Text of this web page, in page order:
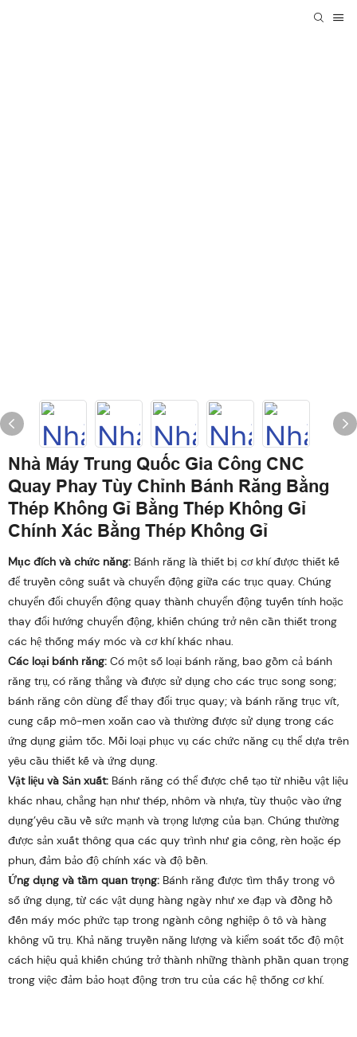
Nhà Máy Trung Quốc Gia Công CNC
Quay Phay Tùy Chỉnh Bánh Răng Bằng
Thép Không Gỉ Bằng Thép Không Gỉ
Chính Xác Bằng Thép Không Gỉ
Mục đích và chức năng: Bánh răng là thiết bị cơ khí được thiết kế
để truyền công suất và chuyển động giữa các trục quay. Chúng
chuyển đổi chuyển động quay thành chuyển động tuyến tính hoặc
thay đổi hướng chuyển động, khiến chúng trở nên cần thiết trong
các hệ thống máy móc và cơ khí khác nhau.
Các loại bánh răng: Có một số loại bánh răng, bao gồm cả bánh
răng trụ, có răng thẳng và được sử dụng cho các trục song song;
bánh răng côn dùng để thay đổi trục quay; và bánh răng trục vít,
cung cấp mô-men xoắn cao và thường được sử dụng trong các
ứng dụng giảm tốc. Mỗi loại phục vụ các chức năng cụ thể dựa trên
yêu cầu thiết kế và ứng dụng.
Vật liệu và Sản xuất: Bánh răng có thể được chế tạo từ nhiều vật liệu
khác nhau, chẳng hạn như thép, nhôm và nhựa, tùy thuộc vào ứng
dụng’yêu cầu về sức mạnh và trọng lượng của bạn. Chúng thường
được sản xuất thông qua các quy trình như gia công, rèn hoặc ép
phun, đảm bảo độ chính xác và độ bền.
Ứng dụng và tầm quan trọng: Bánh răng được tìm thấy trong vô
số ứng dụng, từ các vật dụng hàng ngày như xe đạp và đồng hồ
đến máy móc phức tạp trong ngành công nghiệp ô tô và hàng
không vũ trụ. Khả năng truyền năng lượng và kiểm soát tốc độ một
cách hiệu quả khiến chúng trở thành những thành phần quan trọng
trong việc đảm bảo hoạt động trơn tru của các hệ thống cơ khí.